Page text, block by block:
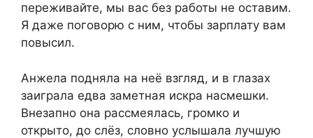
переживайте, мы вас без работы не оставим.
Я даже поговорю с ним, чтобы зарплату вам
повысил.
Анжела подняла на неё взгляд, и в глазах
заиграла едва заметная искра насмешки.
Внезапно она рассмеялась, громко и
открыто, до слёз, словно услышала лучшую